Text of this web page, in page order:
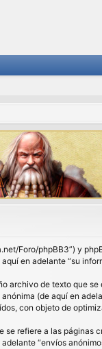
Foro/phpBB3”) y
en adelante “su
archivo de texto que
(de aquí en
con objeto de
refiere a las páginas
“envíos